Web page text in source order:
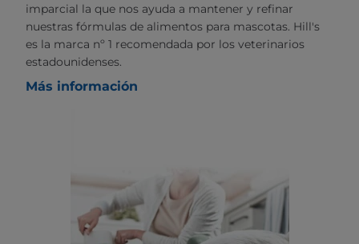
imparcial la que nos ayuda a mantener y refinar
nuestras fórmulas de alimentos para mascotas. Hill's
es la marca nº 1 recomendada por los veterinarios
estadounidenses.
Más información